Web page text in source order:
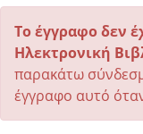
Το έγγραφο δεν
Ηλεκτρονική
παρακάτω
έγγραφο αυτό